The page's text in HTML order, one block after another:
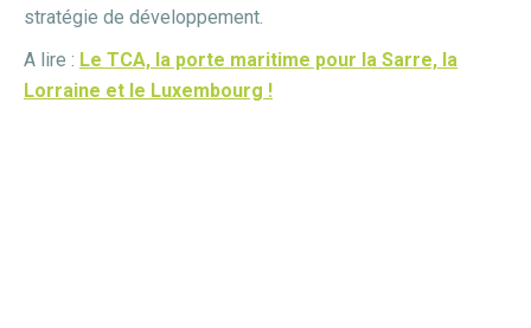
stratégie de développement.
A lire : Le TCA, la porte maritime pour la Sarre, la
Lorraine et le Luxembourg !